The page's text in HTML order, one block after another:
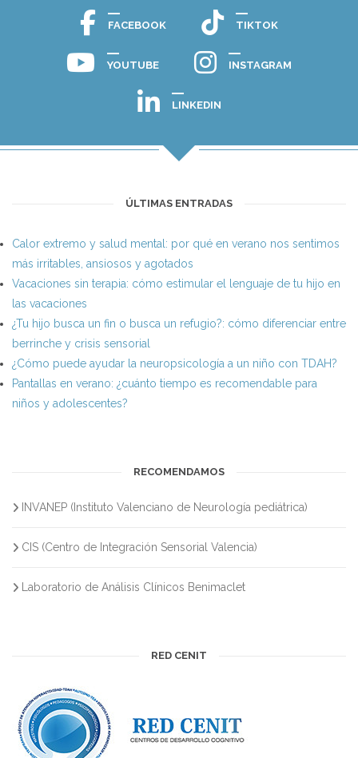
FACEBOOK TIKTOK
YOUTUBE INSTAGRAM
LINKEDIN
ÚLTIMAS ENTRADAS
Calor extremo y salud mental: por qué en verano nos sentimos
más irritables, ansiosos y agotados
Vacaciones sin terapia: cómo estimular el lenguaje de tu hijo en
las vacaciones
¿Tu hijo busca un fin o busca un refugio?: cómo diferenciar entre
berrinche y crisis sensorial
¿Cómo puede ayudar la neuropsicología a un niño con TDAH?
Pantallas en verano: ¿cuánto tiempo es recomendable para
niños y adolescentes?
RECOMENDAMOS
INVANEP (Instituto Valenciano de Neurología pediátrica)
CIS (Centro de Integración Sensorial Valencia)
Laboratorio de Análisis Clínicos Benimaclet
RED CENIT